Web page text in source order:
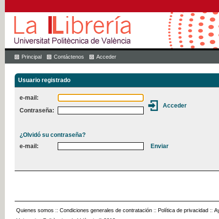
Principal Contáctenos Acceder
Usuario registrado
e-mail:
Contraseña:
¿Olvidó su contraseña?
e-mail:
Quienes somos :: Condiciones generales de contratación :: Política de privacidad ::